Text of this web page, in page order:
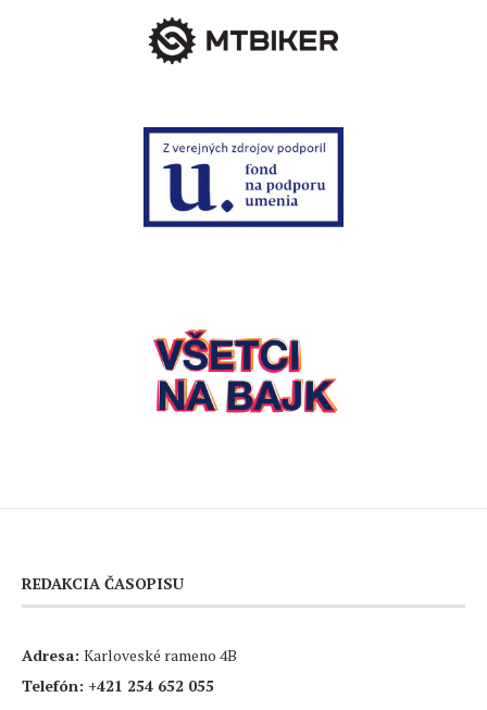
REDAKCIA ČASOPISU
Adresa: Karloveské rameno 4B
Telefón: +421 254 652 055